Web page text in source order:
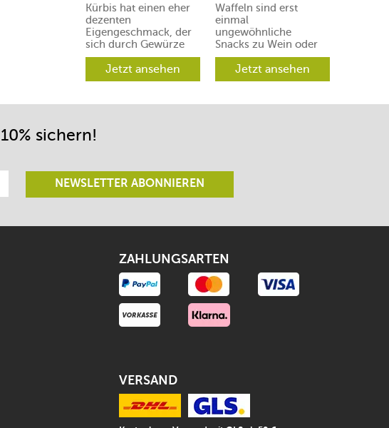
Kürbis hat einen eher
dezenten
Eigengeschmack, der
sich durch Gewürze
und Aromen leicht in
verschiedene
Richtungen lenken
Jetzt ansehen
Waffeln sind erst
einmal
ungewöhnliche
Snacks zu Wein oder
Prosecco. Ihre Gäste
werden aber
begeistert sein.
Jetzt ansehen
sichern!
NEWSLETTER ABONNIEREN
ZAHLUNGSARTEN
VERSAND